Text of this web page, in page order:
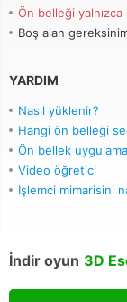
Ön belleği
Boş alan
YARDIM
Nasıl yüklenir?
Hangi ön belleği
Ön bellek
Video öğretici
İşlemci mimarisini
İndir oyun 3D